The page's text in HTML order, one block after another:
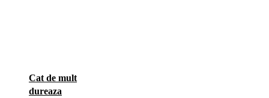
Cat de mult
dureaza